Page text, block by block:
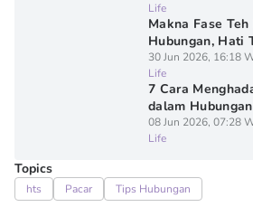
Life
Makna Fase
Hubungan, Hati
30 Jun 2026, 16:18
Life
7 Cara
dalam
08 Jun 2026, 07:28
Life
Topics
hts Pacar Tips Hubungan